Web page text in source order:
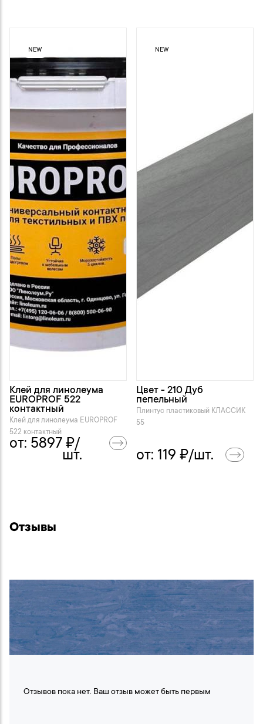
NEW
Клей для линолеума
EUROPROF 522
контактный
Клей для линолеума EUROPROF
522 контактный
от: 5897 ₽/
шт.
NEW
Цвет - 210 Дуб
пепельный
Плинтус пластиковый KЛАССИК
55
от: 119 ₽/шт.
Отзывы
Отзывов пока нет. Ваш отзыв может быть первым